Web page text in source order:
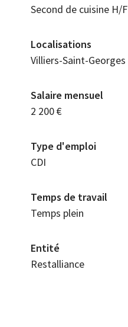
Second de cuisine H/F
Localisations
Villiers-Saint-Georges
Salaire mensuel
2 200 €
Type d'emploi
CDI
Temps de travail
Temps plein
Entité
Restalliance